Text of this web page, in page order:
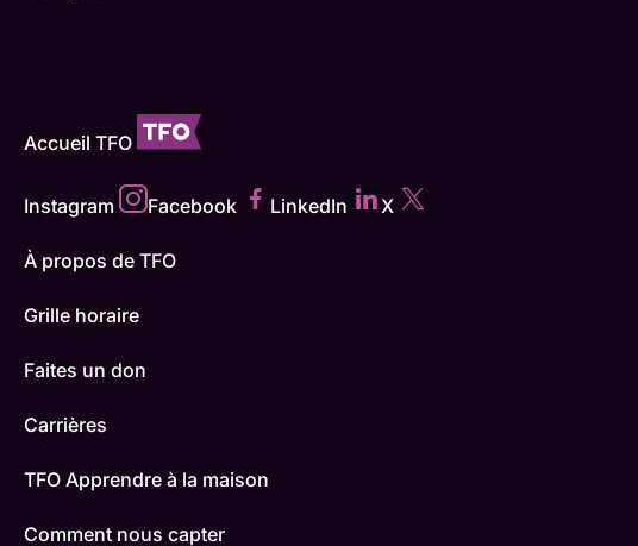
Accueil TFO
Instagram Facebook LinkedIn X
À propos de TFO
Grille horaire
Faites un don
Carrières
TFO Apprendre à la maison
Comment nous capter